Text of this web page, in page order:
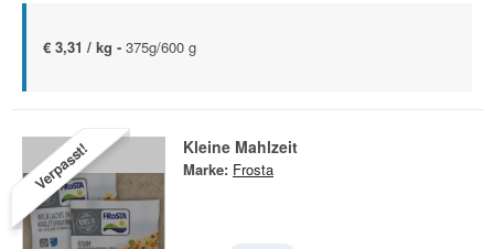
€ 3,31 / kg - 375g/600 g
Verpasst! Kleine Mahlzeit
Marke: Frosta